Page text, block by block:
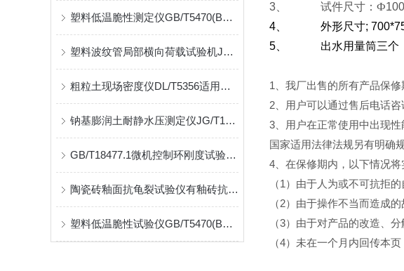
塑料低温脆性测定仪GB/T5470(B型)简介
塑料波纹管局部横向荷载试验机JT/T529规范指导介绍
粗粒土现场密度仪DL/T5356适用范围介绍
钠基膨润土耐静水压测定仪JG/T193安装试样便捷
GB/T18477.1微机控制环刚度试验机压缩空间可选配
陶瓷砖釉面抗龟裂试验仪有釉砖抗釉裂性
塑料低温脆性试验仪GB/T5470(B型)试验规范介绍
3、
试件尺寸：Ф100
4、
外形尺寸;
5、
出水用量筒三个
1 、我厂出售的所有产品保
2 、用户可以通过售后电话
3 、用户在正常使用中出现
国家适用法律法规另有明确
4 、在保修期内，以下情况
（1 ）由于人为或不可抗拒
（2）由于操作不当而造成的
（3）由于对产品的改造、
（4）未在一个月内回传本